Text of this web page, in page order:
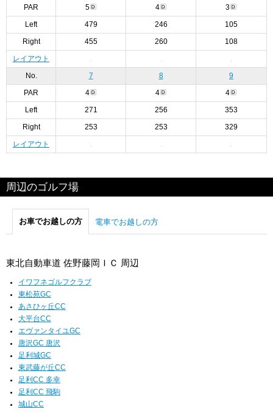
PAR 5 4 3
Left 479 246 105
Right 455 260 108
レイアウト
No. 7 8 9
PAR 4 4 4
Left 271 256 353
Right 253 253 329
レイアウト
周辺のゴルフ場
お車でお越しの方 電車でお越しの方
東北自動車道 佐野藤岡ＩＣ 周辺
イワフネゴルフクラブ
東松苑GC
あさひヶ丘CC
大平台CC
エヴァンタイユGC
唐沢GC 唐沢
足利城GC
東武藤が丘CC
足利CC 多幸
足利CC 飛駒
城山CC